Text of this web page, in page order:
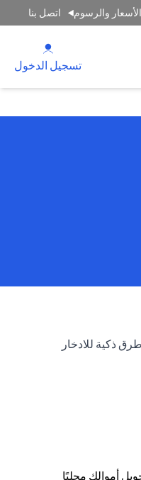
الأسعار والرسوم اتصل بنا
تسجيل الدخول
ذكية للادخار
أموالك محليًا